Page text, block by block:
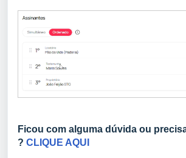
Ficou com alguma dúvida ou
? CLIQUE AQUI